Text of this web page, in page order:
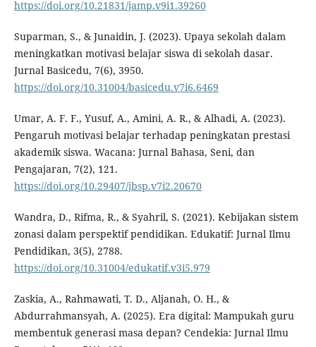
https://doi.org/10.21831/jamp.v9i1.39260
Suparman, S., & Junaidin, J. (2023). Upaya sekolah dalam
meningkatkan motivasi belajar siswa di sekolah dasar.
Jurnal Basicedu, 7(6), 3950.
https://doi.org/10.31004/basicedu.v7i6.6469
Umar, A. F. F., Yusuf, A., Amini, A. R., & Alhadi, A. (2023).
Pengaruh motivasi belajar terhadap peningkatan prestasi
akademik siswa. Wacana: Jurnal Bahasa, Seni, dan
Pengajaran, 7(2), 121.
https://doi.org/10.29407/jbsp.v7i2.20670
Wandra, D., Rifma, R., & Syahril, S. (2021). Kebijakan sistem
zonasi dalam perspektif pendidikan. Edukatif: Jurnal Ilmu
Pendidikan, 3(5), 2788.
https://doi.org/10.31004/edukatif.v3i5.979
Zaskia, A., Rahmawati, T. D., Aljanah, O. H., &
Abdurrahmansyah, A. (2025). Era digital: Mampukah guru
membentuk generasi masa depan? Cendekia: Jurnal Ilmu